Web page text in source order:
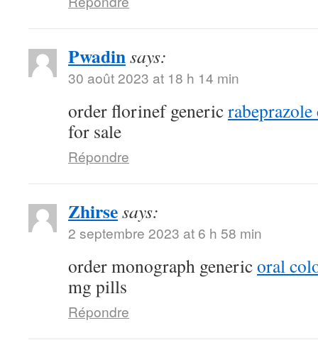
Pwadinsays:
30 août 2023 at 18 h 14 min
order florinef genericrabeprazole
for sale
Répondre
Zhirsesays:
2 septembre 2023 at 6 h 58 min
order monograph genericoral
mg pills
Répondre